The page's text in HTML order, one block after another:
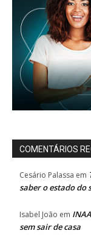
COMENTÁRIOS
Cesário Palassa em
saber o estado do
Isabel João em
sem sair de casa